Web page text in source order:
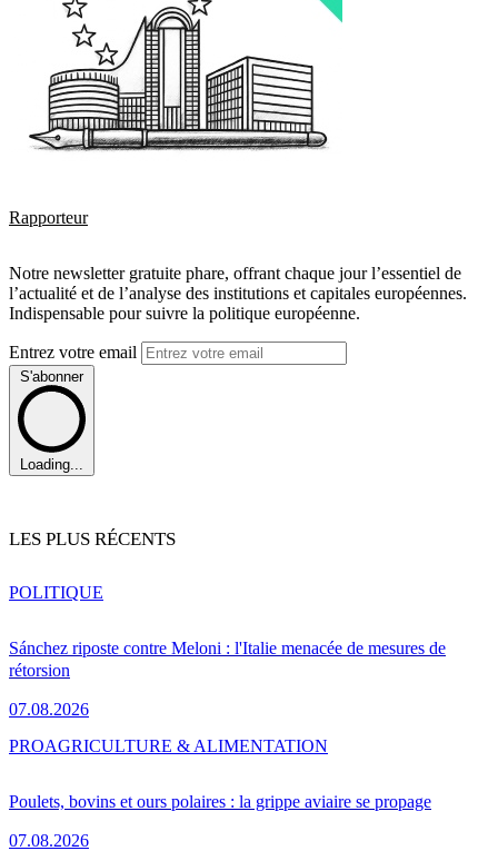
Rapporteur
Notre newsletter gratuite phare, offrant chaque jour l’essentiel de
l’actualité et de l’analyse des institutions et capitales européennes.
Indispensable pour suivre la politique européenne.
Entrez votre email
S'abonner
Loading...
LES PLUS RÉCENTS
Sánchez riposte contre Meloni : l'Italie menacée de mesures de
rétorsion
07.08.2026
POLITIQUE
Poulets, bovins et ours polaires : la grippe aviaire se propage
07.08.2026
PROAGRICULTURE & ALIMENTATION